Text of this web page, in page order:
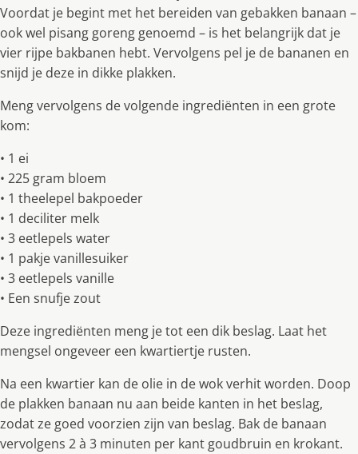
Voordat je begint met het bereiden van gebakken banaan –
ook wel pisang goreng genoemd – is het belangrijk dat je
vier rijpe bakbanen hebt. Vervolgens pel je de bananen en
snijd je deze in dikke plakken.
Meng vervolgens de volgende ingrediënten in een grote
kom:
• 1 ei
• 225 gram bloem
• 1 theelepel bakpoeder
• 1 deciliter melk
• 3 eetlepels water
• 1 pakje vanillesuiker
• 3 eetlepels vanille
• Een snufje zout
Deze ingrediënten meng je tot een dik beslag. Laat het
mengsel ongeveer een kwartiertje rusten.
Na een kwartier kan de olie in de wok verhit worden. Doop
de plakken banaan nu aan beide kanten in het beslag,
zodat ze goed voorzien zijn van beslag. Bak de banaan
vervolgens 2 à 3 minuten per kant goudbruin en krokant.